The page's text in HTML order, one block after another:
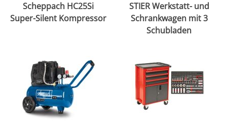
Scheppach HC25Si
Super-Silent Kompressor
STIER Werkstatt- und
Schrankwagen mit 3
Schubladen